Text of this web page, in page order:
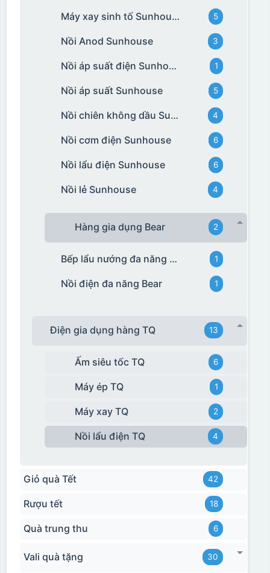
Máy xay sinh tố Sunhouse 5
Nồi Anod Sunhouse 3
Nồi áp suất điện Sunhouse 1
Nồi áp suất Sunhouse 5
Nồi chiên không dầu Sunhouse 4
Nồi cơm điện Sunhouse 6
Nồi lẩu điện Sunhouse 6
Nồi lẻ Sunhouse 4
Hàng gia dụng Bear 2
Bếp lẩu nướng đa năng Bear 1
Nồi điện đa năng Bear 1
Điện gia dụng hàng TQ 13
Ấm siêu tốc TQ 6
Máy ép TQ 1
Máy xay TQ 2
Nồi lẩu điện TQ 4
Giỏ quà Tết 42
Rượu tết 18
Quà trung thu 6
Vali quà tặng 30